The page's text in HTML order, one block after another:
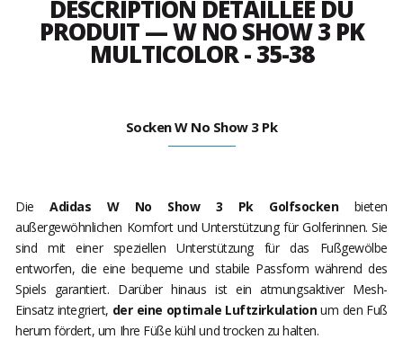
DESCRIPTION DÉTAILLÉE DU
PRODUIT — W NO SHOW 3 PK
MULTICOLOR - 35-38
Socken W No Show 3 Pk
DieAdidas W No Show 3 Pk Golfsockenbieten
außergewöhnlichen Komfort und Unterstützung für Golferinnen. Sie
sind mit einer speziellen Unterstützung für das Fußgewölbe
entworfen, die eine bequeme und stabile Passform während des
Spiels garantiert. Darüber hinaus ist ein atmungsaktiver Mesh-
Einsatz integriert, der eine optimale Luftzirkulationum den Fuß
herum fördert, um Ihre Füße kühl und trocken zu halten.